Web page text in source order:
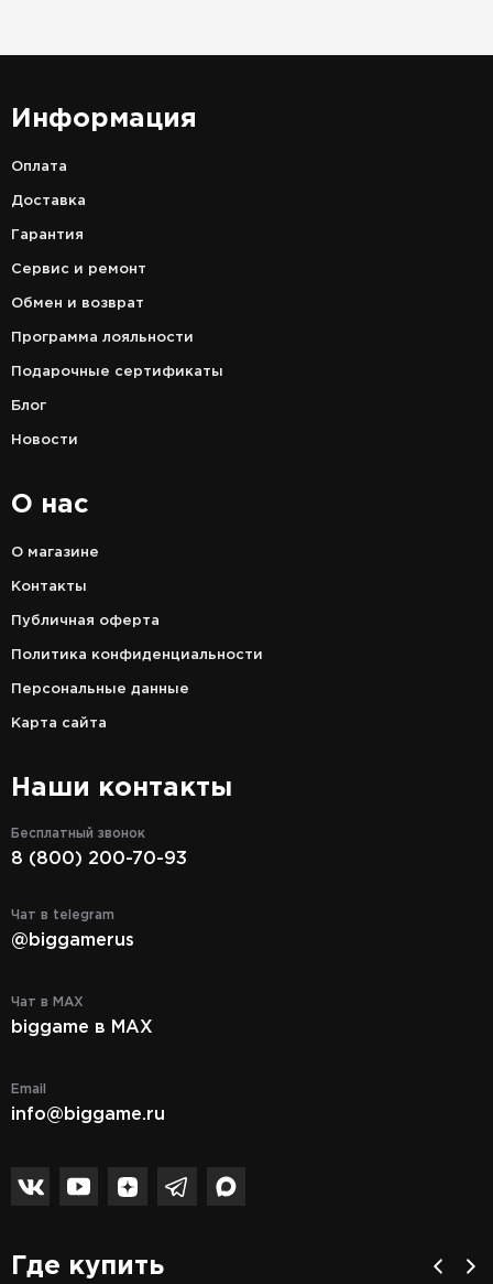
Информация
Оплата
Доставка
Гарантия
Сервис и ремонт
Обмен и возврат
Программа лояльности
Подарочные сертификаты
Блог
Новости
О нас
О магазине
Контакты
Публичная оферта
Политика конфиденциальности
Персональные данные
Карта сайта
Наши контакты
Бесплатный звонок
8 (800) 200-70-93
Чат в telegram
@biggamerus
Чат в MAX
biggame в MAX
Email
info@biggame.ru
Где купить